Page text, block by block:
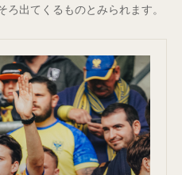
出てくるものとみられます。